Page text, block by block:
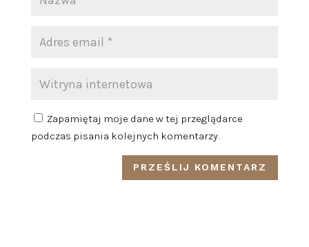
Zapamiętaj moje dane w tej przeglądarce
podczas pisania kolejnych komentarzy.